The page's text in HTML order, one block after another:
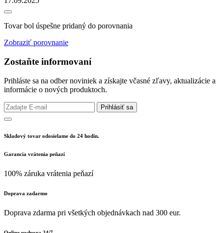
Tovar bol úspešne pridaný do porovnania
Zobraziť porovnanie
Zostaňte informovaní
Prihláste sa na odber noviniek a získajte včasné zľavy, aktualizácie a
informácie o nových produktoch.
Prihlásiť sa
Skladový tovar odosielame do 24 hodín.
Garancia vrátenia peňazí
100% záruka vrátenia peňazí
Doprava zadarmo
Doprava zdarma pri všetkých objednávkach nad 300 eur.